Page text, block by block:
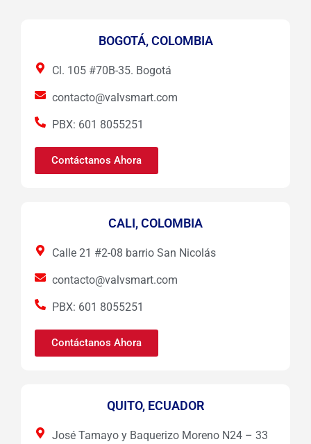
BOGOTÁ, COLOMBIA
Cl. 105 #70B-35. Bogotá
contacto@valvsmart.com
PBX: 601 8055251
Contáctanos Ahora
CALI, COLOMBIA
Calle 21 #2-08 barrio San Nicolás
contacto@valvsmart.com
PBX: 601 8055251
Contáctanos Ahora
QUITO, ECUADOR
José Tamayo y Baquerizo Moreno N24 – 33